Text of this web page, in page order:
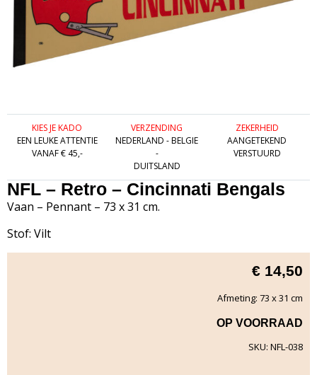
KIES JE KADO
EEN LEUKE ATTENTIE
VANAF € 45,-
VERZENDING
NEDERLAND - BELGIE
-
DUITSLAND
ZEKERHEID
AANGETEKEND
VERSTUURD
NFL – Retro – Cincinnati Bengals
Vaan – Pennant – 73 x 31 cm.
Stof: Vilt
€ 14,50
Afmeting: 73 x 31 cm
OP VOORRAAD
SKU: NFL-038